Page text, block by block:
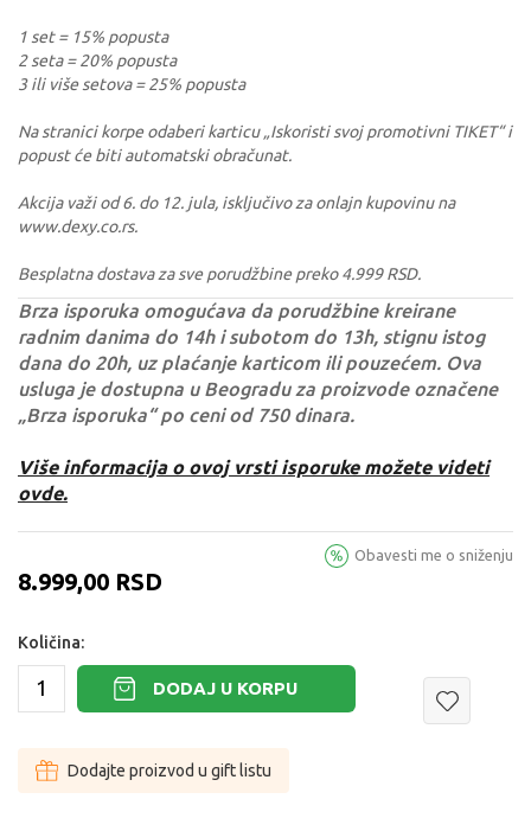
1 set = 15% popusta
2 seta = 20% popusta
3 ili više setova = 25% popusta
Na stranici korpe odaberi karticu „Iskoristi svoj promotivni TIKET“ i
popust će biti automatski obračunat.
Akcija važi od 6. do 12. jula, isključivo za onlajn kupovinu na
www.dexy.co.rs.
Besplatna dostava za sve porudžbine preko 4.999 RSD.
Brza isporuka omogućava da porudžbine kreirane
radnim danima do 14h i subotom do 13h, stignu istog
dana do 20h, uz plaćanje karticom ili pouzećem. Ova
usluga je dostupna u Beogradu za proizvode označene
„Brza isporuka“ po ceni od 750 dinara.
Više informacija o ovoj vrsti isporuke možete videti
ovde.
8.999,00 RSD
Obavesti me o sniženju
Količina:
DODAJ U KORPU
Dodajte proizvod u gift listu